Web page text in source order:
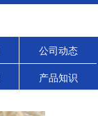
公司动态
产品知识